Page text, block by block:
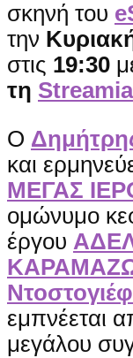
σκηνή του
την
στις 19:30
τη Streamia
Ο
και
ΜΕΓΑΣ
ομώνυμο
έργου
εμπνέεται
μεγάλου